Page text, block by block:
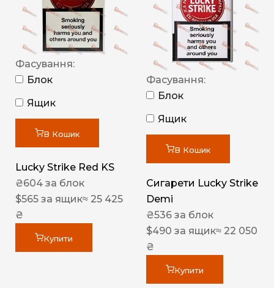
Фасування:
Блок
Ящик
В Кошик
Lucky Strike Red KS
₴604 за блок
$565 за ящик≈ 25 425
₴
Купити
Фасування:
Блок
Ящик
В Кошик
Сигарети Lucky Strike
Demi
₴536 за блок
$490 за ящик≈ 22 050
₴
Купити